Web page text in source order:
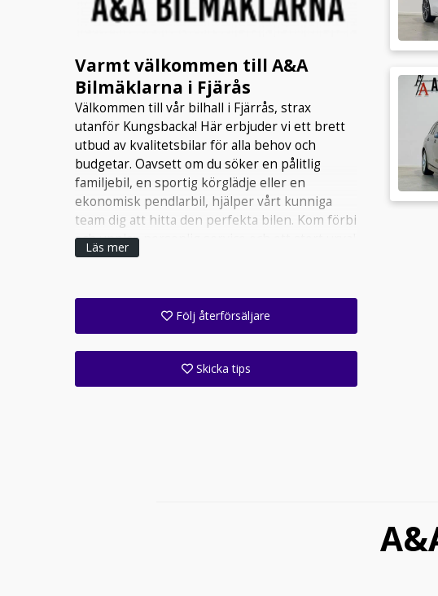
Varmt välkommen till A&A
Bilmäklarna i Fjärås
Välkommen till vår bilhall i Fjärrås, strax
utanför Kungsbacka! Här erbjuder vi ett brett
utbud av kvalitetsbilar för alla behov och
budgetar. Oavsett om du söker en pålitlig
familjebil, en sportig körglädje eller en
ekonomisk pendlarbil, hjälper vårt kunniga
team dig att hitta den perfekta bilen. Kom förbi
och upplev personlig service och ett stort urval
i en avslappnad miljö!
Läs mer
Följ återförsäljare
Skicka tips